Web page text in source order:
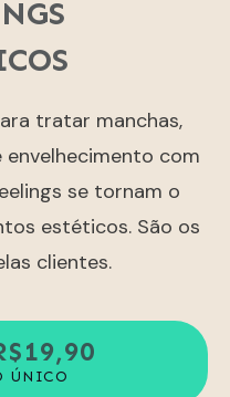
tratar manchas,
envelhecimento com
se tornam o
estéticos. São os
clientes.
ÚNICO